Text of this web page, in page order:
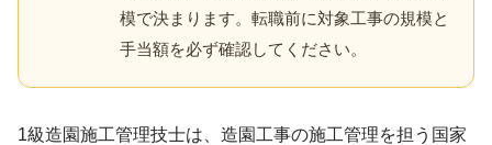
模で決まります。転職前に対象工事の規模と
手当額を必ず確認してください。
1級造園施工管理技士は、造園工事の施工管理を担う国家